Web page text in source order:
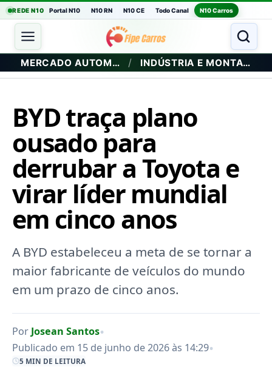
REDE N10 Portal N10 N10 RN N10 CE Todo Canal N10 Carros
MERCADO AUTOMOTIVO / INDÚSTRIA E MONTADORAS
BYD traça plano
ousado para
derrubar a Toyota e
virar líder mundial
em cinco anos
A BYD estabeleceu a meta de se tornar a
maior fabricante de veículos do mundo
em um prazo de cinco anos.
Por Josean Santos•
Publicado em 15 de junho de 2026 às 14:29•
5 MIN DE LEITURA